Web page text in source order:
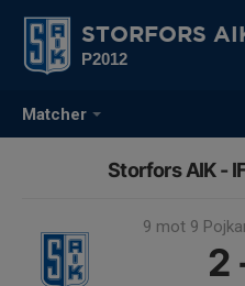
Matcher
STORFORS
P2012
Storfors AIK -
9 mot 9
2